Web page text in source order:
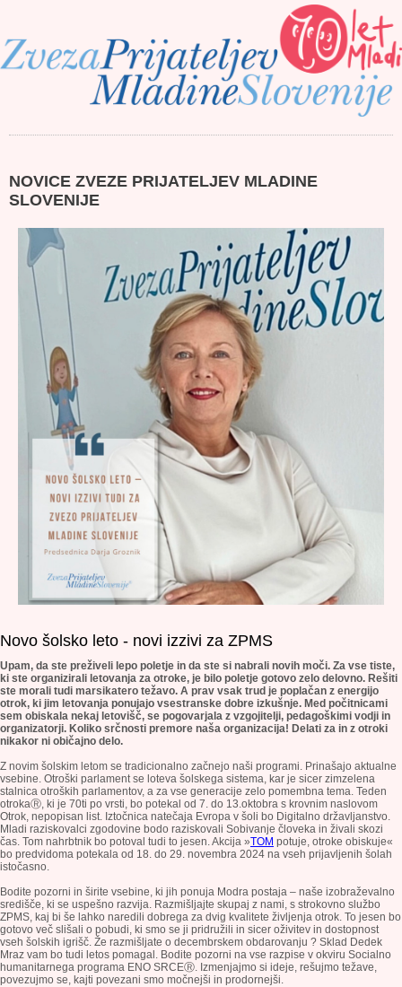
NOVICE ZVEZE PRIJATELJEV MLADINE
SLOVENIJE
Novo šolsko leto - novi izzivi za ZPMS
Upam, da ste preživeli lepo poletje in da ste si nabrali novih moči. Za vse tiste,
ki ste organizirali letovanja za otroke, je bilo poletje gotovo zelo delovno. Rešiti
ste morali tudi marsikatero težavo. A prav vsak trud je poplačan z energijo
otrok, ki jim letovanja ponujajo vsestranske dobre izkušnje. Med počitnicami
sem obiskala nekaj letovišč, se pogovarjala z vzgojitelji, pedagoškimi vodji in
organizatorji. Koliko srčnosti premore naša organizacija! Delati za in z otroki
nikakor ni običajno delo.
Z novim šolskim letom se tradicionalno začnejo naši programi. Prinašajo aktualne
vsebine. Otroški parlament se loteva šolskega sistema, kar je sicer zimzelena
stalnica otroških parlamentov, a za vse generacije zelo pomembna tema. Teden
otrokaⓇ, ki je 70ti po vrsti, bo potekal od 7. do 13.oktobra s krovnim naslovom
Otrok, nepopisan list. Iztočnica natečaja Evropa v šoli bo Digitalno državljanstvo.
Mladi raziskovalci zgodovine bodo raziskovali Sobivanje človeka in živali skozi
čas. Tom nahrbtnik bo potoval tudi to jesen. Akcija »TOM potuje, otroke obiskuje«
bo predvidoma potekala od 18. do 29. novembra 2024 na vseh prijavljenih šolah
istočasno.
Bodite pozorni in širite vsebine, ki jih ponuja Modra postaja – naše izobraževalno
središče, ki se uspešno razvija. Razmišljajte skupaj z nami, s strokovno službo
ZPMS, kaj bi še lahko naredili dobrega za dvig kvalitete življenja otrok. To jesen bo
gotovo več slišali o pobudi, ki smo se ji pridružili in sicer oživitev in dostopnost
vseh šolskih igrišč. Že razmišljate o decembrskem obdarovanju ? Sklad Dedek
Mraz vam bo tudi letos pomagal. Bodite pozorni na vse razpise v okviru Socialno
humanitarnega programa ENO SRCEⓇ. Izmenjajmo si ideje, rešujmo težave,
povezujmo se, kajti povezani smo močnejši in prodornejši.